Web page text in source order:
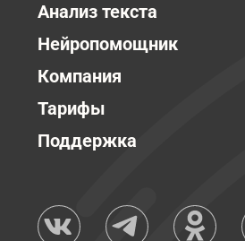
Анализ текста
Нейропомощник
Компания
Тарифы
Поддержка